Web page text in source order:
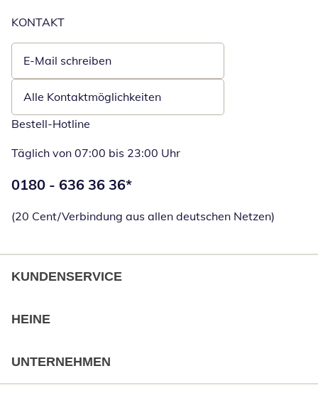
KONTAKT
E-Mail schreiben
Öffnet E-Mail-Client
Alle Kontaktmöglichkeiten
Bestell-Hotline
Täglich von 07:00 bis 23:00 Uhr
Telefonnummer:
0180 - 636 36 36*
(20 Cent/Verbindung aus allen deutschen Netzen)
KUNDENSERVICE
HEINE
UNTERNEHMEN